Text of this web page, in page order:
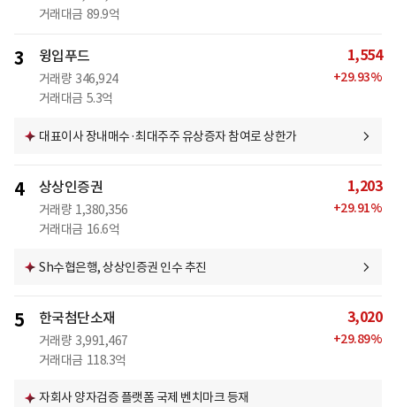
거래대금 89.9억
3 윙입푸드
거래량 346,924
거래대금 5.3억
1,554
+29.93%
대표이사 장내매수·최대주주 유상증자 참여로 상한가
4 상상인증권
거래량 1,380,356
거래대금 16.6억
1,203
+29.91%
Sh수협은행, 상상인증권 인수 추진
5 한국첨단소재
거래량 3,991,467
거래대금 118.3억
3,020
+29.89%
자회사 양자검증 플랫폼 국제 벤치마크 등재